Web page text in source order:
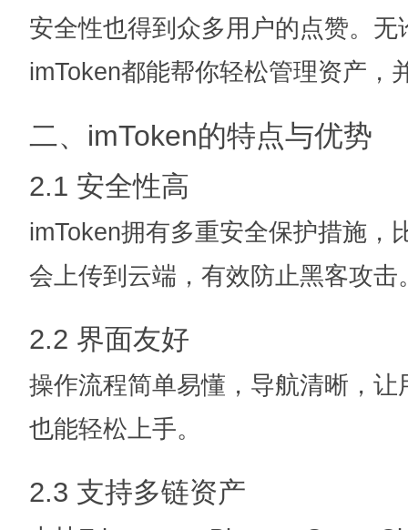
安全性也得到众多用户的点赞。
imToken都能帮你轻松管理资产，
二、imToken的特点与优势
2.1 安全性高
imToken拥有多重安全保护措施，
会上传到云端，有效防止黑客攻击
2.2 界面友好
操作流程简单易懂，导航清晰，
也能轻松上手。
2.3 支持多链资产